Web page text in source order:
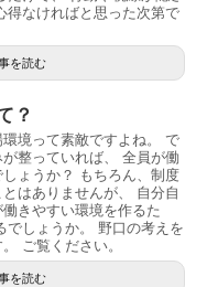
得なければと思った次第で
を読む
？
境って素敵ですよね。 で
整っていれば、 全員が働
ょうか？ もちろん、制度
はありませんが、 自分自
きやすい環境を作るた
でしょうか。 野口の考えを
ご覧ください。
を読む